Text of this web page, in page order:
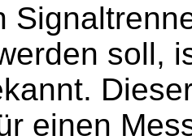
soll,
einen